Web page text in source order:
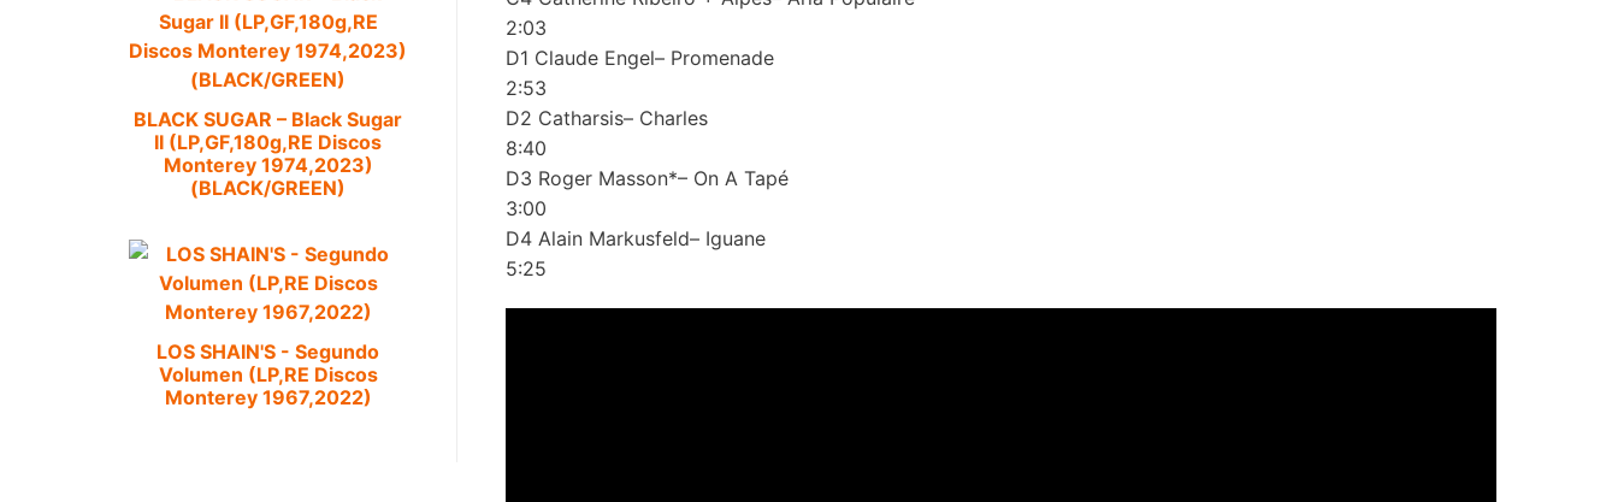
BLACK SUGAR – Black Sugar
II (LP,GF,180g,RE Discos
Monterey 1974,2023)
(BLACK/GREEN)
LOS SHAIN'S - Segundo
Volumen (LP,RE Discos
Monterey 1967,2022)
2:03
D1 Claude Engel– Promenade
2:53
D2 Catharsis– Charles
8:40
D3 Roger Masson*– On A Tapé
3:00
D4 Alain Markusfeld– Iguane
5:25